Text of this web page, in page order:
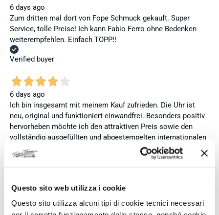
Questo sito web utilizza i cookie
Questo sito utilizza alcuni tipi di cookie tecnici necessari
6 days ago
Zum dritten mal dort von Fope Schmuck gekauft. Super
Service, tolle Preise! Ich kann Fabio Ferro ohne Bedenken
weiterempfehlen. Einfach TOPP!!
Verified buyer
6 days ago
Ich bin insgesamt mit meinem Kauf zufrieden. Die Uhr ist
neu, original und funktioniert einwandfrei. Besonders positiv
hervorheben möchte ich den attraktiven Preis sowie den
vollständig ausgefüllten und abgestempelten internationalen
Seiko-Garantieschein. Der Versand war außerdem schnell.
Dennoch vergebe ich 4 statt 5 Sterne, da die Lieferung nicht
Armband, die Originalverpackung entsprach nicht der
Verpackung, die ich von diesem Modell aus offiziellen
Präsentationen und Videos kenne (andere Box und anderes